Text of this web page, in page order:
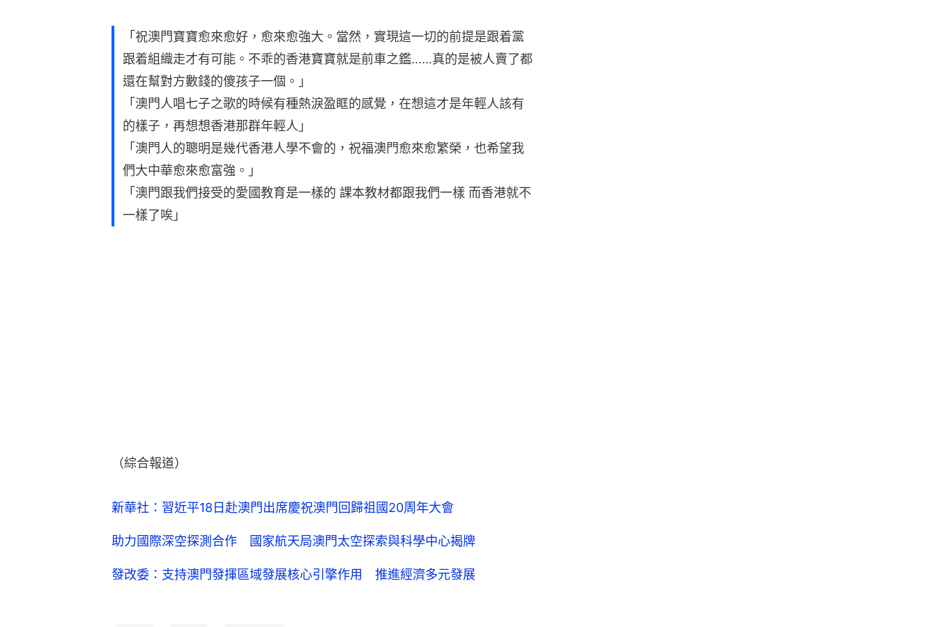
「祝澳門寶寶愈來愈好，愈來愈強大。當然，實現這一切的前提是跟着黨
跟着組織走才有可能。不乖的香港寶寶就是前車之鑑……真的是被人賣了都
還在幫對方數錢的傻孩子一個。」
「澳門人唱七子之歌的時候有種熱淚盈眶的感覺，在想這才是年輕人該有
的樣子，再想想香港那群年輕人」
「澳門人的聰明是幾代香港人學不會的，祝福澳門愈來愈繁榮，也希望我
們大中華愈來愈富強。」
「澳門跟我們接受的愛國教育是一樣的 課本教材都跟我們一樣 而香港就不
一樣了唉」
（綜合報道）
新華社：習近平18日赴澳門出席慶祝澳門回歸祖國20周年大會
助力國際深空探測合作 國家航天局澳門太空探索與科學中心揭牌
發改委：支持澳門發揮區域發展核心引擎作用 推進經濟多元發展